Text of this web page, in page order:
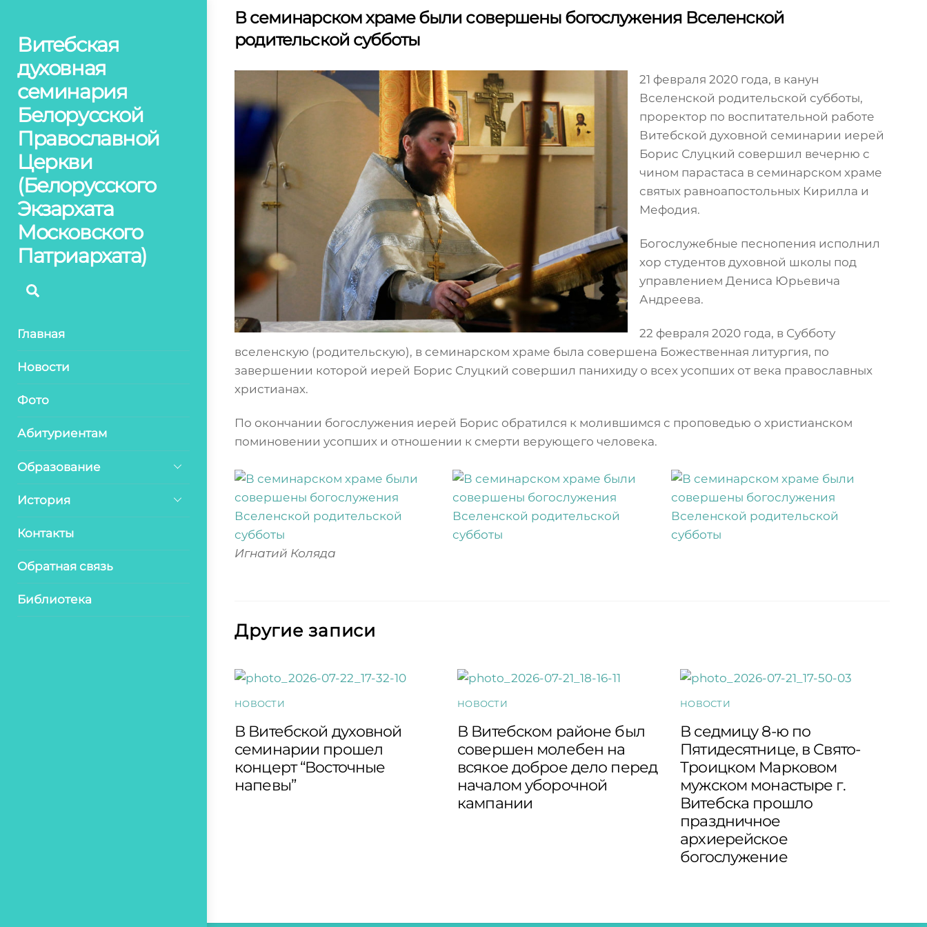
content
Витебская
духовная
семинария
Белорусской
Православной
Церкви
(Белорусского
Экзархата
Московского
Патриархата)
Главная
Новости
Фото
Абитуриентам
Образование
История
Контакты
Обратная связь
Библиотека
В семинарском храме были совершены богослужения Вселенской
родительской субботы
21 февраля 2020 года, в канун
Вселенской родительской субботы,
проректор по воспитательной работе
Витебской духовной семинарии иерей
Борис Слуцкий совершил вечерню с
чином парастаса в семинарском храме
святых равноапостольных Кирилла и
Мефодия.
Богослужебные песнопения исполнил
хор студентов духовной школы под
управлением Дениса Юрьевича
Андреева.
22 февраля 2020 года, в Субботу
вселенскую (родительскую), в семинарском храме была совершена Божественная литургия, по
завершении которой иерей Борис Слуцкий совершил панихиду о всех усопших от века православных
христианах.
По окончании богослужения иерей Борис обратился к молившимся с проповедью о христианском
поминовении усопших и отношении к смерти верующего человека.
Игнатий Коляда
Другие записи
НОВОСТИ
В Витебской духовной
семинарии прошел
концерт “Восточные
напевы”
НОВОСТИ
В Витебском районе был
совершен молебен на
всякое доброе дело перед
началом уборочной
кампании
НОВОСТИ
В седмицу 8-ю по
Пятидесятнице, в Свято-
Троицком Марковом
мужском монастыре г.
Витебска прошло
праздничное
архиерейское
богослужение